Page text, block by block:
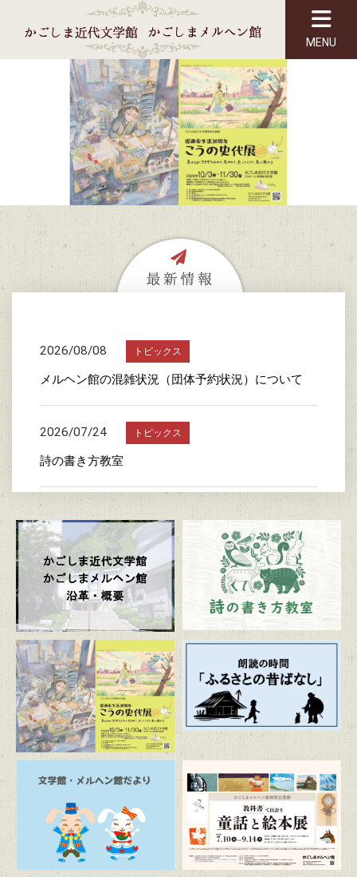
MENU
2026/08/08 トピックス
メルヘン館の混雑状況（団体予約状況）について
2026/07/24 トピックス
詩の書き方教室
2026/07/23
かごしま近代文学館特別企画展 「漫画家生活30周
年 こうの史代展 鳥がとび、ウサギもはねて、花
ゆれて、走ってこけて、長い道のり～かごしまスペ
シャルエディション～」
2026/07/20 トピックス
朗読の時間「ふるさとの昔ばなし」
2026/07/19 トピックス
駐車場および周辺道路混雑のお知らせ
2026/06/20 トピックス
「文学館・メルヘン館だより」(隔月発行)